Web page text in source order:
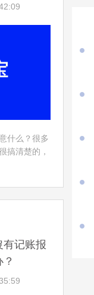
什么？很多
搞清楚的，
有记账报